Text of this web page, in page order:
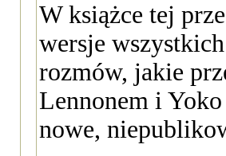
W książce tej
wersje
rozmów, jakie
Lennonem i
nowe,